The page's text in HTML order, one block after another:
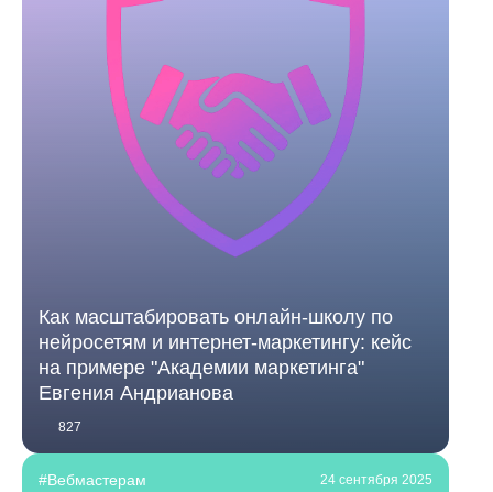
Как масштабировать онлайн-школу по
нейросетям и интернет-маркетингу: кейс
на примере "Академии маркетинга"
Евгения Андрианова
827
#Вебмастерам 24 сентября 2025